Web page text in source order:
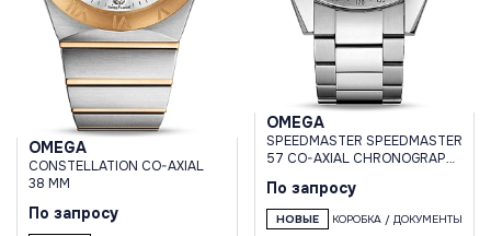
OMEGA
CONSTELLATION CO-AXIAL
38 MM
По запросу
OMEGA
SPEEDMASTER SPEEDMASTER
57 CO-AXIAL CHRONOGRAPH
По запросу
НОВЫЕ КОРОБКА / ДОКУМЕНТЫ